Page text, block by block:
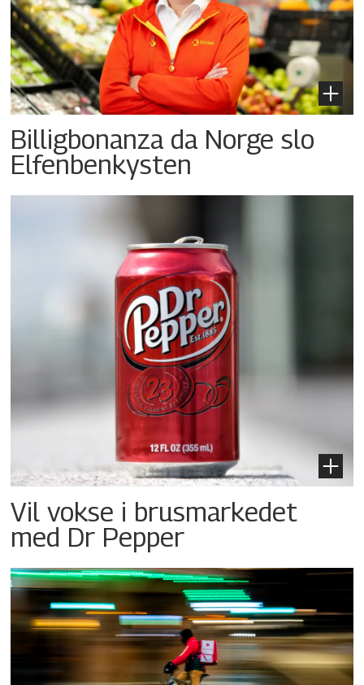
Billigbonanza da Norge slo
Elfenbenkysten
Vil vokse i brusmarkedet
med Dr Pepper